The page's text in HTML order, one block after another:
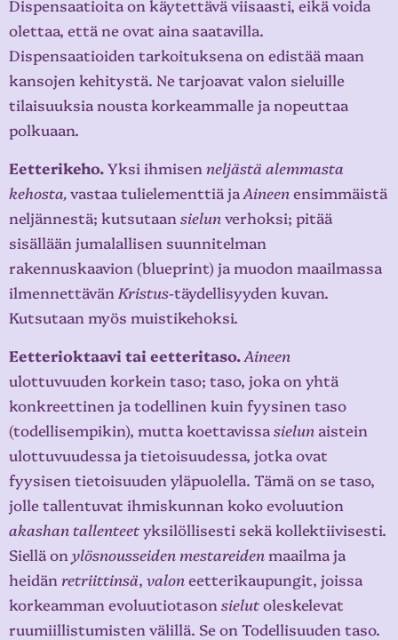
Dispensaatioita on käytettävä viisaasti, eikä voida
olettaa, että ne ovat aina saatavilla.
Dispensaatioiden tarkoituksena on edistää maan
kansojen kehitystä. Ne tarjoavat valon sieluille
tilaisuuksia nousta korkeammalle ja nopeuttaa
polkuaan.
Eetterikeho.Yksi ihmisen neljästä alemmasta
kehosta,vastaa tulielementtiä jaAineenensimmäistä
neljännestä; kutsutaan sielunverhoksi; pitää
sisällään jumalallisen suunnitelman
rakennuskaavion (blueprint) ja muodon maailmassa
ilmennettävän Kristus-täydellisyyden kuvan.
Kutsutaan myös muistikehoksi.
Eetterioktaavi tai eetteritaso.Aineen
ulottuvuuden korkein taso; taso, joka on yhtä
konkreettinen ja todellinen kuin fyysinen taso
(todellisempikin), mutta koettavissasielun aistein
ulottuvuudessa ja tietoisuudessa, jotka ovat
fyysisen tietoisuuden yläpuolella. Tämä on se taso,
jolle tallentuvat ihmiskunnan koko evoluution
akashan tallenteetyksilöllisesti sekä kollektiivisesti.
Siellä on ylösnousseiden mestareidenmaailma ja
heidän retriittinsä, valoneetterikaupungit, joissa
korkeamman evoluutiotason sielutoleskelevat
ruumiillistumisten välillä. Se on Todellisuuden taso.